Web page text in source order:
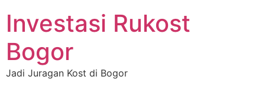
Investasi Rukost
Bogor
Jadi Juragan Kost di Bogor